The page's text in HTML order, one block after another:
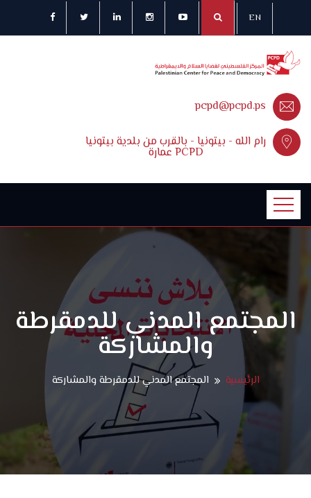
EN
pcpd@pcpd.ps
رام الله - بيتونيا - بالقرب من بلدية بيتونيا
عمارة PCPD
المجتمع المدني للدمقرطة
والمشاركة
الرئيسية المجتمع المدني للدمقرطة والمشاركة